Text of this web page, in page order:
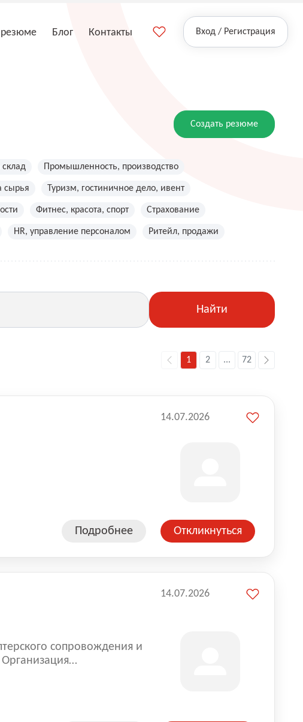
резюме Блог Контакты Вход / Регистрация
Создать резюме
склад Промышленность, производство
сырья Туризм, гостиничное дело, ивент
Фитнес, красота, спорт Страхование
HR, управление персоналом Ритейл, продажи
Найти
1 2 ... 72
Подробнее
14.07.2026
Откликнуться
сопровождения и
14.07.2026